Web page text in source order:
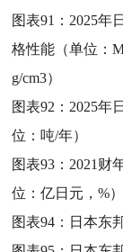
图表91： 2025年
格性能（单位：
g/cm3）
图表92： 2025年
位：吨/年）
图表93： 2021财
位：亿日元，%）
图表94： 日本东